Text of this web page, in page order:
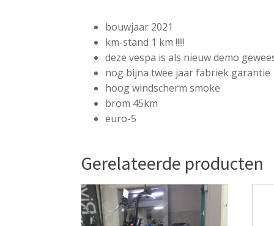
bouwjaar 2021
km-stand 1 km !!!!!
deze vespa is als nieuw demo
nog bijna twee jaar fabriek garantie
hoog windscherm smoke
brom 45km
euro-5
Gerelateerde producten